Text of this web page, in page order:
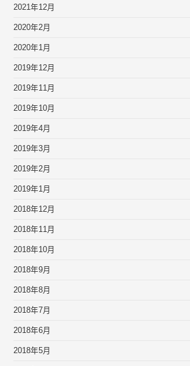
2021年12月
2020年2月
2020年1月
2019年12月
2019年11月
2019年10月
2019年4月
2019年3月
2019年2月
2019年1月
2018年12月
2018年11月
2018年10月
2018年9月
2018年8月
2018年7月
2018年6月
2018年5月